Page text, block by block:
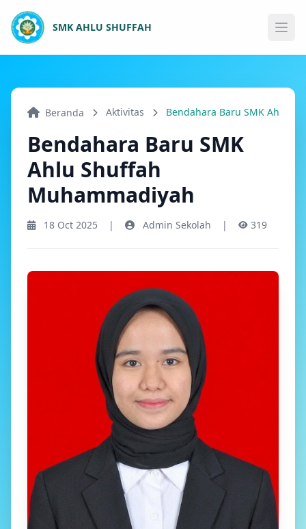
SMK AHLU SHUFFAH
Beranda Aktivitas Bendahara Baru SMK Ahlu
Bendahara Baru SMK
Ahlu Shuffah
Muhammadiyah
18 Oct 2025 | Admin Sekolah | 319